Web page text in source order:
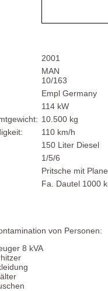
2001
MAN
10/163
Empl Germany
114 kW
10.500 kg
110 km/h
150 Liter Diesel
1/5/6
Pritsche mit
Fa. Dautel 1000
von Personen:
8 kVA